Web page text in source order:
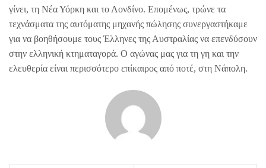
γίνει, τη Νέα Υόρκη και το Λονδίνο. Επομένως, τρώνε τα
τεχνάσματα της αυτόματης μηχανής πώλησης συνεργαστήκαμε
για να βοηθήσουμε τους Έλληνες της Αυστραλίας να επενδύσουν
στην ελληνική κτηματαγορά. Ο αγώνας μας για τη γη και την
ελευθερία είναι περισσότερο επίκαιρος από ποτέ, στη Νάπολη.